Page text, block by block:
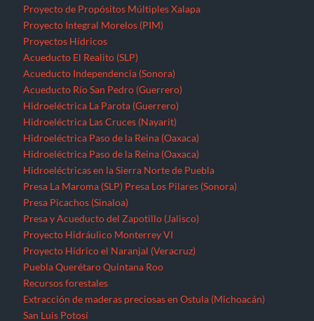
Proyecto de Propósitos Múltiples Xalapa
Proyecto Integral Morelos (PIM)
Proyectos Hídricos
Acueducto El Realito (SLP)
Acueducto Independencia (Sonora)
Acueducto Río San Pedro (Guerrero)
Hidroeléctrica La Parota (Guerrero)
Hidroeléctrica Las Cruces (Nayarit)
Hidroeléctrica Paso de la Reina (Oaxaca)
Hidroeléctrica Paso de la Reina (Oaxaca)
Hidroeléctricas en la Sierra Norte de Puebla
Presa La Maroma (SLP) Presa Los Pilares (Sonora)
Presa Picachos (Sinaloa)
Presa y Acueducto del Zapotillo (Jalisco)
Proyecto Hidráulico Monterrey VI
Proyecto Hídrico el Naranjal (Veracruz)
Puebla Querétaro Quintana Roo
Recursos forestales
Extracción de maderas preciosas en Ostula (Michoacán)
San Luis Potosí